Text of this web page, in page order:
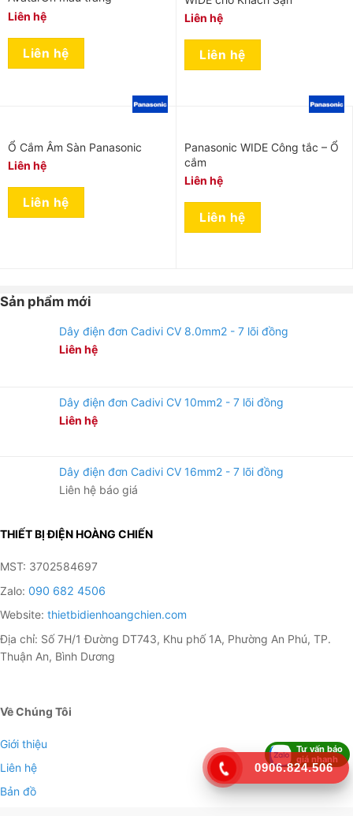
Liên hệ
Liên hệ
Liên hệ
Liên hệ
Ổ Cắm Âm Sàn Panasonic
Liên hệ
Liên hệ
Panasonic WIDE Công tắc – Ổ
cắm
Liên hệ
Liên hệ
Sản phẩm mới
Dây điện đơn Cadivi CV 8.0mm2 - 7 lõi đồng
Liên hệ
Dây điện đơn Cadivi CV 10mm2 - 7 lõi đồng
Liên hệ
Dây điện đơn Cadivi CV 16mm2 - 7 lõi đồng
Liên hệ báo giá
THIẾT BỊ ĐIỆN HOÀNG CHIẾN
MST: 3702584697
Zalo: 090 682 4506
Website: thietbidienhoangchien.com
Địa chỉ: Số 7H/1 Đường DT743, Khu phố 1A, Phường An Phú, TP.
Thuận An, Bình Dương
Về Chúng Tôi
Giới thiệu
Liên hệ
Bản đồ
Tư vấn báo
giá nhanh
0906.824.506